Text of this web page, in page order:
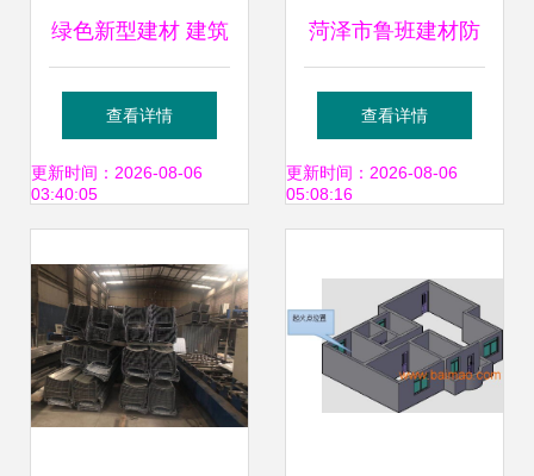
绿色新型建材 建筑
行业的未来趋势
查看详情
更新时间：2026-08-06
03:40:05
菏泽市鲁班建材防
水公司产品展示 优
质建筑材料一览
查看详情
更新时间：2026-08-06
05:08:16